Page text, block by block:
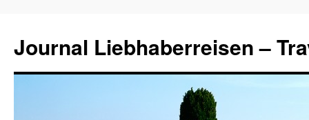
Journal Liebhaberreisen –